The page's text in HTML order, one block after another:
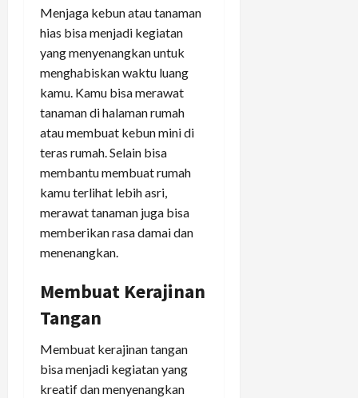
Menjaga kebun atau tanaman
hias bisa menjadi kegiatan
yang menyenangkan untuk
menghabiskan waktu luang
kamu. Kamu bisa merawat
tanaman di halaman rumah
atau membuat kebun mini di
teras rumah. Selain bisa
membantu membuat rumah
kamu terlihat lebih asri,
merawat tanaman juga bisa
memberikan rasa damai dan
menenangkan.
Membuat Kerajinan
Tangan
Membuat kerajinan tangan
bisa menjadi kegiatan yang
kreatif dan menyenangkan